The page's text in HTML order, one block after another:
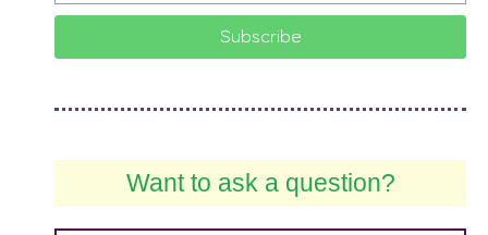
Subscribe
Want to ask a question?